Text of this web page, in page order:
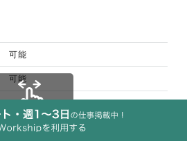
可能
可能
ひらがな、カタカナ、漢字
横スクロール可能